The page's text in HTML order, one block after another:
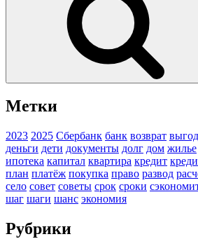
Метки
2023 2025 Сбербанк банк возврат
деньги дети документы долг дом жилье
ипотека капитал квартира кредит
план платёж покупка право развод
село совет советы срок сроки
шаг шаги шанс экономия
Рубрики